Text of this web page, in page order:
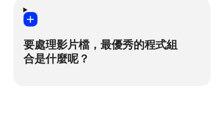
效果包。請參考下方連結，想像一下這些效
果將能如何增強您的影片效果。
我的 YouTube 頻道特效包
我的 YouTube 頻道特效包 #2
拖曳至片段之間放置即可。沒錯，就是這麼
簡單。若要深入瞭解各類轉場的資訊，請點
按下方連結。
如何為您的影片選擇轉場
如果您已經看過上面的答案，也許能猜到我
們要在這裡推薦哪一款軟體。但講真的，撇
開所有玩笑不談，Movavi Video Editor 不僅
是 iMovie 最佳替代方案，在功能性和易用性
方面，Movai 要強得多了。試用一下，你就
要處理影片檔，最優秀的程式組
合是什麼呢？